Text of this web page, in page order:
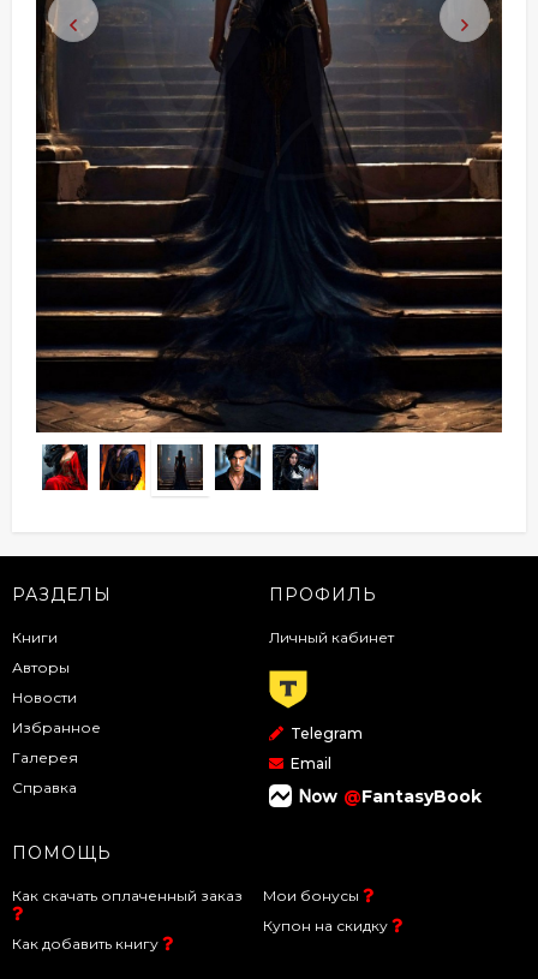
РАЗДЕЛЫ
Книги
Авторы
Новости
Избранное
Галерея
Справка
ПРОФИЛЬ
Личный кабинет
Telegram
Email
@FantasyBook
ПОМОЩЬ
Как скачать оплаченный заказ
Как добавить книгу
Мои бонусы
Купон на скидку